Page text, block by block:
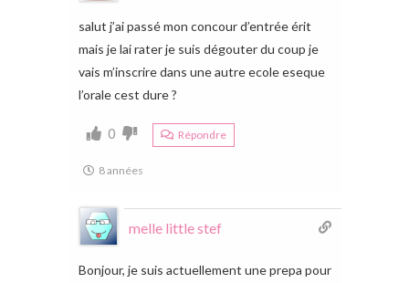
salut j’ai passé mon concour d’entrée érit
mais je lai rater je suis dégouter du coup je
vais m’inscrire dans une autre ecole eseque
l’orale cest dure ?
0 Répondre
8 années
melle little stef
Bonjour, je suis actuellement une prepa pour